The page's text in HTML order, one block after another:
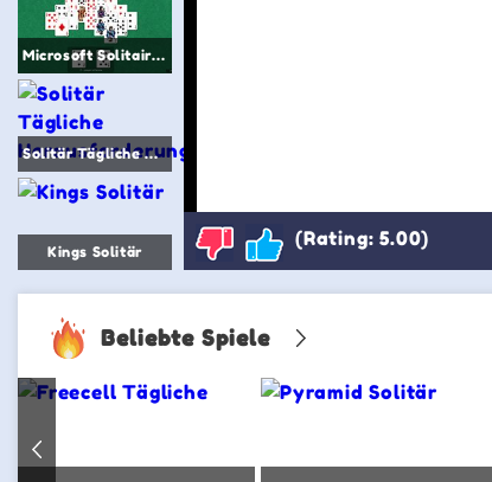
Microsoft Solitaire Collection
Solitär Tägliche Herausforderung
Kings Solitär
(Rating: 5.00)
Beliebte Spiele